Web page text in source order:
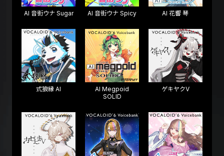
AI 音街ウナ Sugar AI 音街ウナ Spicy AI 花響 琴
式狼縁 AI
AI Megpoid
SOLID
ゲキヤクV